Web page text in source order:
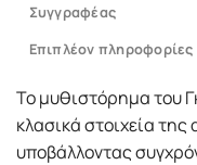
Συγγραφέας
Επιπλέον πληροφορίες
Το μυθιστόρημα του
κλασικά στοιχεία
υποβάλλοντας